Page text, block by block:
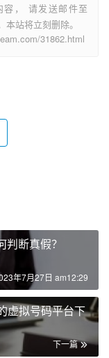
， 请发送邮件至
站将立刻删除。
31862.html
断真假？
年7月27日 am12:29
虚拟号码平台下
下一篇